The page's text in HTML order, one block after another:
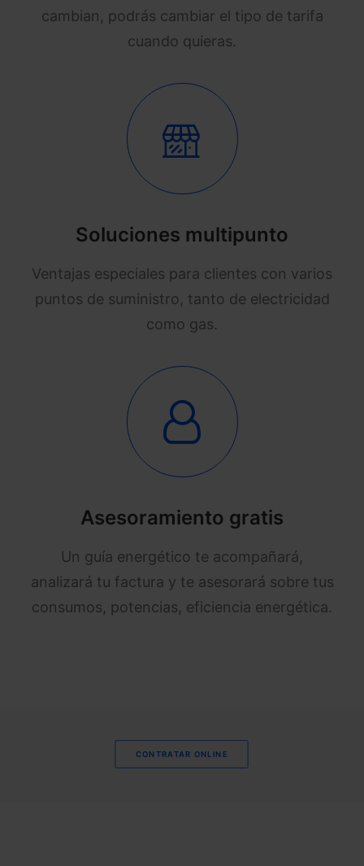
cambian, podrás cambiar el tipo de tarifa
cuando quieras.
Soluciones multipunto
Ventajas especiales para clientes con varios
puntos de suministro, tanto de electricidad
como gas.
Asesoramiento gratis
Un guía energético te acompañará,
analizará tu factura y te asesorará sobre tus
consumos, potencias, eficiencia energética.
CONTRATAR ONLINE